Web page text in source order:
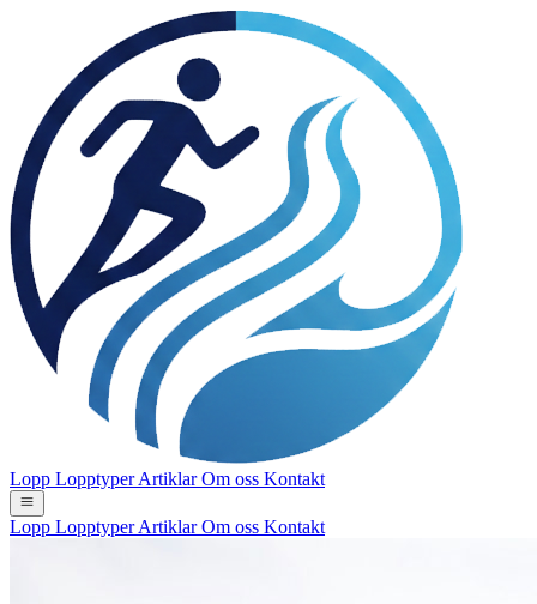
Lopp LopptyperArtiklarOm oss Kontakt
Lopp LopptyperArtiklarOm oss Kontakt